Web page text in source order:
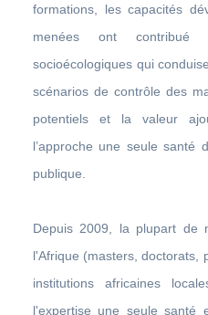
formations, les capacités
menées ont
socioécologiques qui
scénarios de contrôle des
potentiels et la valeur
l’approche une seule santé
publique.
Depuis 2009, la plupart de
l'Afrique (masters, doctorats,
institutions africaines
l'expertise une seule santé